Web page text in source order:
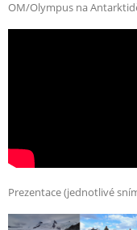
OM/Olympus na
Prezentace (jednotlivé